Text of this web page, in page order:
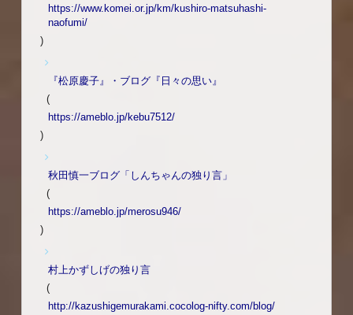
https://www.komei.or.jp/km/kushiro-matsuhashi-
naofumi/
)
『松原慶子』・ブログ『日々の思い』
(
https://ameblo.jp/kebu7512/
)
秋田慎一ブログ「しんちゃんの独り言」
(
https://ameblo.jp/merosu946/
)
村上かずしげの独り言
(
http://kazushigemurakami.cocolog-nifty.com/blog/